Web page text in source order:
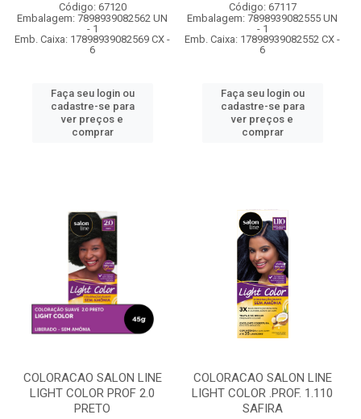
Código: 67120
Embalagem: 7898939082562 UN
- 1
Emb. Caixa: 17898939082569 CX -
6
Faça seu login ou
cadastre-se para
ver preços e
comprar
Código: 67117
Embalagem: 7898939082555 UN
- 1
Emb. Caixa: 17898939082552 CX -
6
Faça seu login ou
cadastre-se para
ver preços e
comprar
COLORACAO SALON LINE
LIGHT COLOR PROF 2.0
PRETO
COLORACAO SALON LINE
LIGHT COLOR .PROF. 1.110
SAFIRA